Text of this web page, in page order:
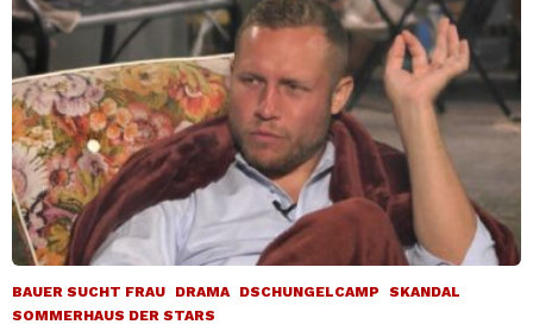
BAUER SUCHT FRAU DRAMA DSCHUNGELCAMP
SKANDAL
SOMMERHAUS DER STARS